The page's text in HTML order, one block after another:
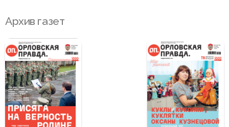
Архив газет